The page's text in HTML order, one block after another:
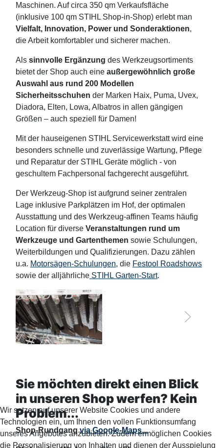
Maschinen. Auf circa 350 qm Verkaufsfläche
(inklusive 100 qm STIHL Shop-in-Shop) erlebt man
Vielfalt, Innovation, Power und Sonderaktionen,
die Arbeit komfortabler und sicherer machen.
Als sinnvolle Ergänzung des Werkzeugsortiments
bietet der Shop auch eine außergewöhnlich große
Auswahl aus rund 200 Modellen
Sicherheitsschuhen der Marken Haix, Puma, Uvex,
Diadora, Elten, Lowa, Albatros in allen gängigen
Größen – auch speziell für Damen!
Mit der hauseigenen STIHL Servicewerkstatt wird eine
besonders schnelle und zuverlässige Wartung, Pflege
und Reparatur der STIHL Geräte möglich - von
geschultem Fachpersonal fachgerecht ausgeführt.
Der Werkzeug-Shop ist aufgrund seiner zentralen
Lage inklusive Parkplätzen im Hof, der optimalen
Ausstattung und des Werkzeug-affinen Teams häufig
Location für diverse Veranstaltungen rund um
Werkzeuge und Gartenthemen sowie Schulungen,
Weiterbildungen und Qualifizierungen. Dazu zählen
u.a. Motorsägen-Schulungen, die Festool Roadshows
sowie der alljährliche STIHL Garten-Start.
Sie möchten direkt einen Blick
in unseren Shop werfen? Kein
Problem...
Shop-Rundgangvia Google-Maps...
Wir setzen auf unserer Website Cookies und andere
Technologien ein, um Ihnen den vollen Funktionsumfang
unseres Angebotes anzubieten. Zudem ermöglichen Cookies
die Personalisierung von Inhalten und dienen der Ausspielung